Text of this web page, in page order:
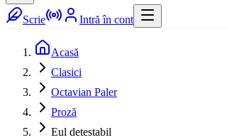
Scrie Intră în cont
Acasă
Clasici
Octavian Paler
Proză
Eul detestabil